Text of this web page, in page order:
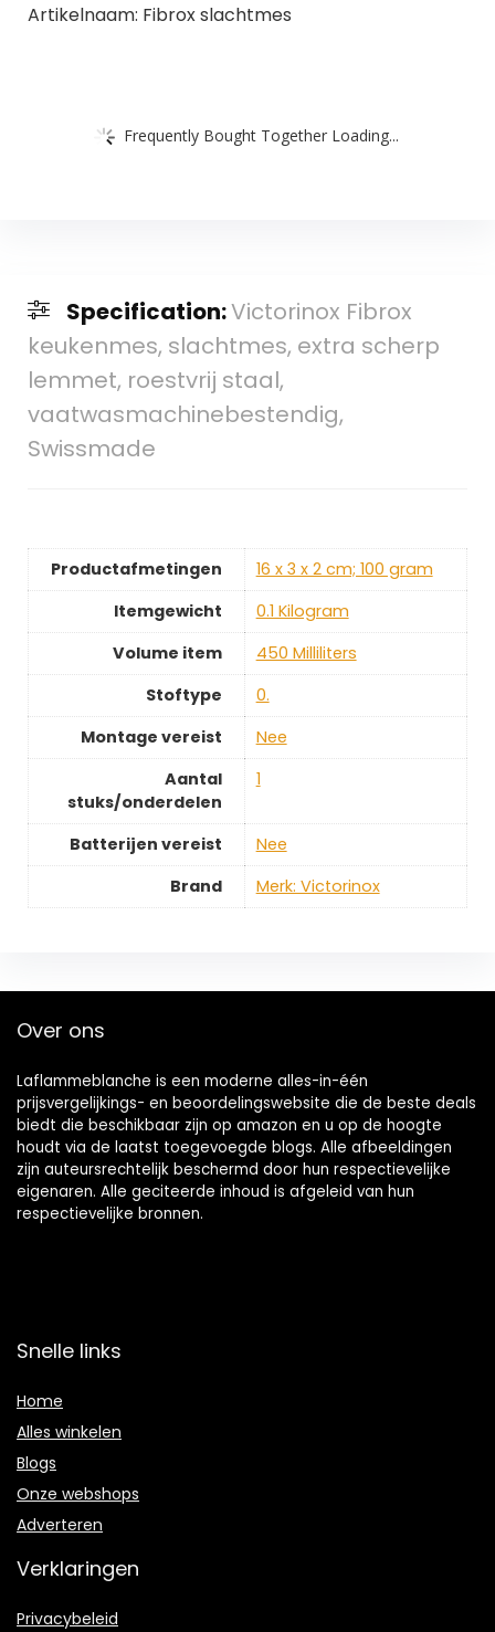
Artikelnaam: Fibrox slachtmes
Frequently Bought Together Loading...
Specification:Victorinox Fibrox
keukenmes, slachtmes, extra scherp
lemmet, roestvrij staal,
vaatwasmachinebestendig,
Swissmade
Productafmetingen
‎16 x 3 x 2 cm; 100 gram
Itemgewicht
‎0.1 Kilogram
Volume item
‎450 Milliliters
Stoftype
‎0.
Montage vereist
‎Nee
Aantal
stuks/onderdelen
‎1
Batterijen vereist
‎Nee
Brand
Merk: Victorinox
Over ons
Laflammeblanche is een moderne alles-in-één
prijsvergelijkings- en beoordelingswebsite die de beste deals
biedt die beschikbaar zijn op amazon en u op de hoogte
houdt via de laatst toegevoegde blogs. Alle afbeeldingen
zijn auteursrechtelijk beschermd door hun respectievelijke
eigenaren. Alle geciteerde inhoud is afgeleid van hun
respectievelijke bronnen.
Snelle links
Home
Alles winkelen
Blogs
Onze webshops
Adverteren
Verklaringen
Privacybeleid